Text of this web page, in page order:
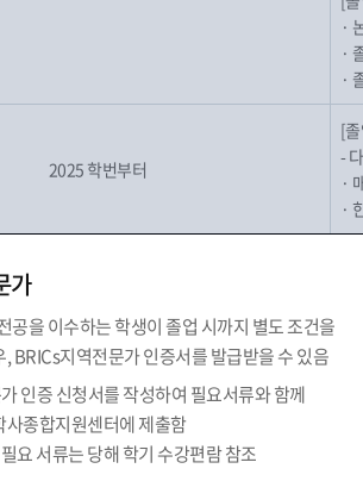
·
·
·
2025 학번부터
[
-
·
·
가
공을 이수하는 학생이 졸업 시까지 별도 조건을
BRICs지역전문가 인증서를 발급받을 수 있음
인증 신청서를 작성하여 필요서류와 함께
사종합지원센터에 제출함
요 서류는 당해 학기 수강편람 참조